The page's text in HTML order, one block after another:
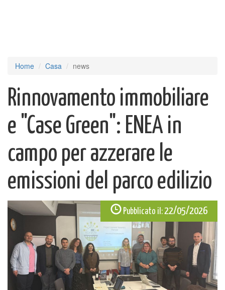
Home Casa news
Rinnovamento immobiliare
e "Case Green": ENEA in
campo per azzerare le
emissioni del parco edilizio
Pubblicato il:22/05/2026